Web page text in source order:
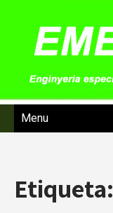
Menu
Etiqueta: